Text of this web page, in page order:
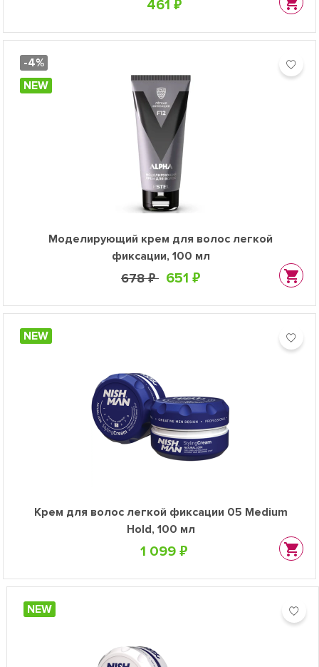
461 ₽
-4%
NEW
Моделирующий крем для волос легкой
фиксации, 100 мл
678 ₽ 651 ₽
NEW
Крем для волос легкой фиксации 05 Medium
Hold, 100 мл
1 099 ₽
NEW